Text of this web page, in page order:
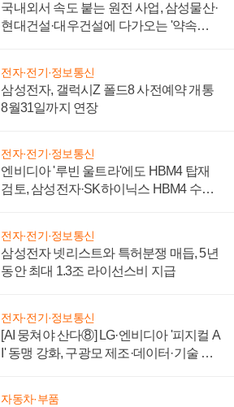
국내외서 속도 붙는 원전 사업, 삼성물산·
현대건설·대우건설에 다가오는 '약속의
전자·전기·정보통신
삼성전자, 갤럭시Z 폴드8 사전예약 개통
8월31일까지 연장
전자·전기·정보통신
엔비디아 '루빈 울트라'에도 HBM4 탑재
검토, 삼성전자·SK하이닉스 HBM4 수율
전자·전기·정보통신
삼성전자 넷리스트와 특허분쟁 매듭, 5년
동안 최대 1.3조 라이선스비 지급
전자·전기·정보통신
[AI 뭉쳐야 산다⑧] LG·엔비디아 '피지컬 A
I' 동맹 강화, 구광모 제조·데이터·기술 결
자동차·부품